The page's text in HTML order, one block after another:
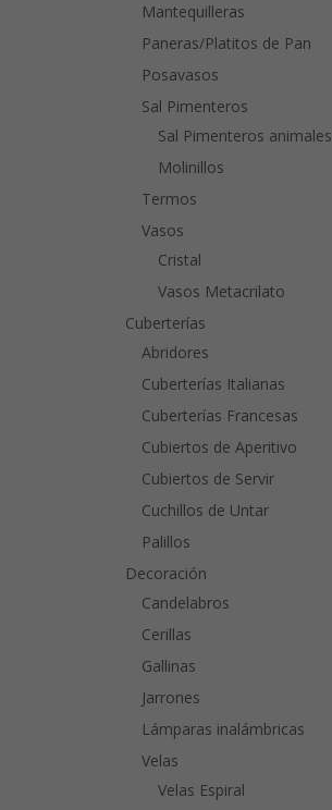
Mantequilleras
Paneras/Platitos de Pan
Posavasos
Sal Pimenteros
Sal Pimenteros animales
Molinillos
Termos
Vasos
Cristal
Vasos Metacrilato
Cuberterías
Abridores
Cuberterías Italianas
Cuberterías Francesas
Cubiertos de Aperitivo
Cubiertos de Servir
Cuchillos de Untar
Palillos
Decoración
Candelabros
Cerillas
Gallinas
Jarrones
Lámparas inalámbricas
Velas
Velas Espiral